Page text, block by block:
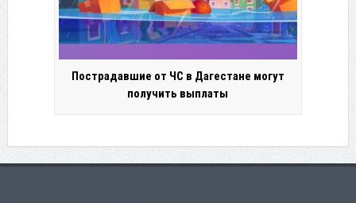
Пострадавшие от ЧС в Дагестане могут
получить выплаты